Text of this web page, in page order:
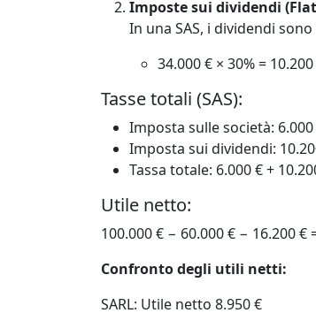
Imposte sui dividendi
In una SAS, i dividendi
34.000 € × 30% =
Tasse totali (SAS):
Imposta sulle società: 6.000
Imposta sui dividendi:
Tassa totale: 6.000 € +
Utile netto:
100.000 € − 60.000 € − 16.200 €
Confronto degli utili netti:
SARL: Utile netto 8.950 €